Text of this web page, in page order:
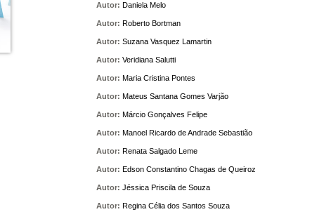
Autor: Daniela Melo
Autor: Roberto Bortman
Autor: Suzana Vasquez Lamartin
Autor: Veridiana Salutti
Autor: Maria Cristina Pontes
Autor: Mateus Santana Gomes Varjão
Autor: Márcio Gonçalves Felipe
Autor: Manoel Ricardo de Andrade Sebastião
Autor: Renata Salgado Leme
Autor: Edson Constantino Chagas de Queiroz
Autor: Jéssica Priscila de Souza
Autor: Regina Célia dos Santos Souza